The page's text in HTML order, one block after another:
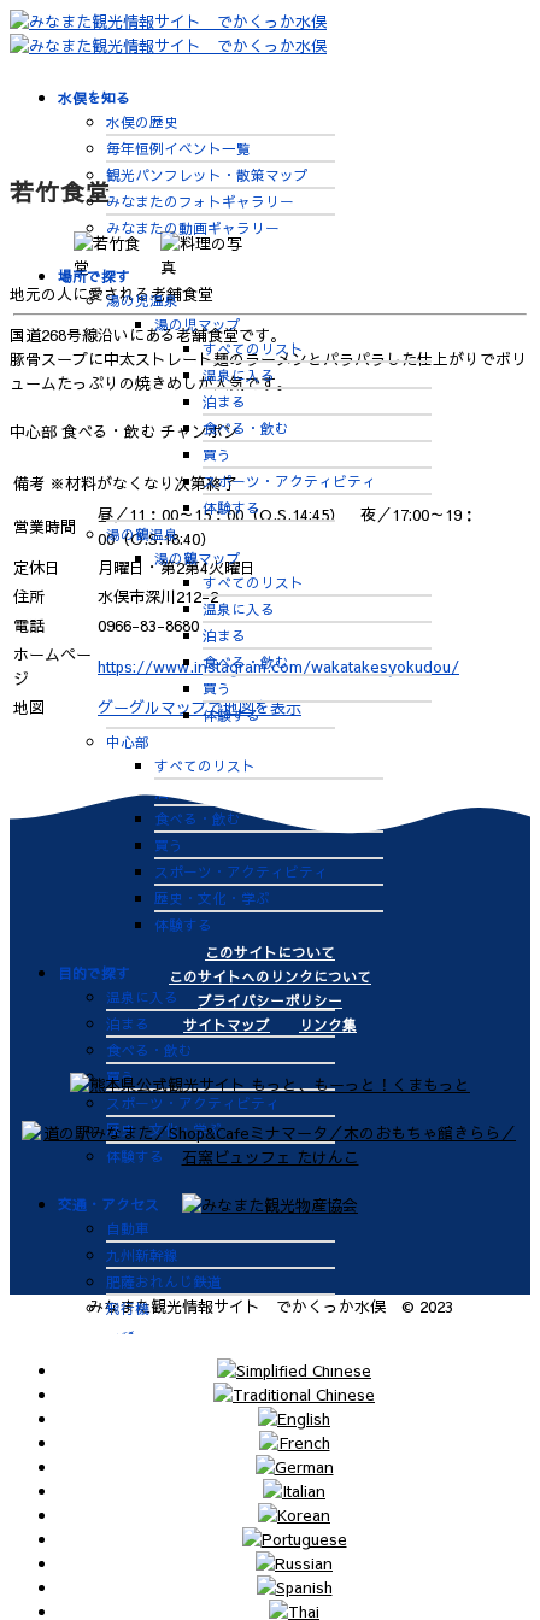
水俣を知る
水俣の歴史
毎年恒例イベント一覧
観光パンフレット・散策マップ
みなまたのフォトギャラリー
みなまたの動画ギャラリー
場所で探す
湯の児温泉
湯の児マップ
すべてのリスト
温泉に入る
泊まる
食べる・飲む
買う
スポーツ・アクティビティ
体験する
湯の鶴温泉
湯の鶴マップ
すべてのリスト
温泉に入る
泊まる
食べる・飲む
買う
体験する
中心部
すべてのリスト
泊まる
食べる・飲む
買う
スポーツ・アクティビティ
歴史・文化・学ぶ
体験する
目的で探す
温泉に入る
泊まる
食べる・飲む
買う
スポーツ・アクティビティ
歴史・文化・学ぶ
体験する
交通・アクセス
自動車
九州新幹線
肥薩おれんじ鉄道
飛行機
航路
海上タクシー定期便 時刻表
肥薩おれんじ鉄道 レンタサイク
ビジターバース（水俣港百間浮桟
若竹食堂
地元の人に愛される老舗食堂
国道268号線沿いにある老舗食堂です。
豚骨スープに中太ストレート麺のラーメンとパラパラした仕上がりでボリ
ュームたっぷりの焼きめしが人気です。
中心部 食べる・飲む チャンポン
備考 ※材料がなくなり次第終了
営業時間
昼／11：00～15：00（O.S.14:45） 夜／17:00～19：
00（O.S.18:40）
定休日
月曜日・第2第4火曜日
住所
水俣市深川212-2
電話
0966-83-8680
ホームペー
ジ
https://www.instagram.com/wakatakesyokudou/
地図
グーグルマップで地図を表示
このサイトについて
このサイトへのリンクについて
プライバシーポリシー
サイトマップ
リンク集
みなまた観光情報サイト でかくっか水俣 © 2023